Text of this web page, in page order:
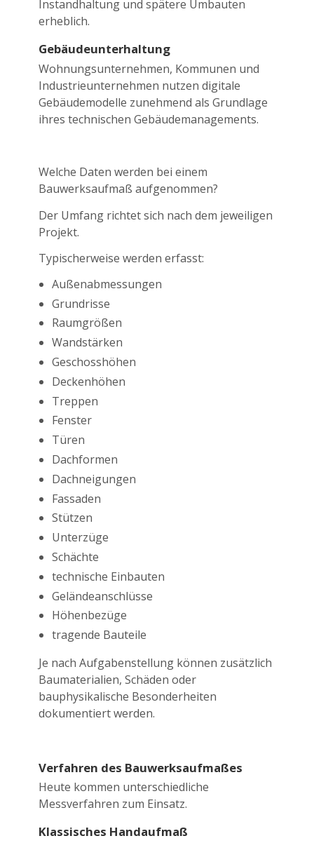
Instandhaltung und spätere Umbauten
erheblich.
Gebäudeunterhaltung
Wohnungsunternehmen, Kommunen und
Industrieunternehmen nutzen digitale
Gebäudemodelle zunehmend als Grundlage
ihres technischen Gebäudemanagements.
Welche Daten werden bei einem
Bauwerksaufmaß aufgenommen?
Der Umfang richtet sich nach dem jeweiligen
Projekt.
Typischerweise werden erfasst:
Außenabmessungen
Grundrisse
Raumgrößen
Wandstärken
Geschosshöhen
Deckenhöhen
Treppen
Fenster
Türen
Dachformen
Dachneigungen
Fassaden
Stützen
Unterzüge
Schächte
technische Einbauten
Geländeanschlüsse
Höhenbezüge
tragende Bauteile
Je nach Aufgabenstellung können zusätzlich
Baumaterialien, Schäden oder
bauphysikalische Besonderheiten
dokumentiert werden.
Verfahren des Bauwerksaufmaßes
Heute kommen unterschiedliche
Messverfahren zum Einsatz.
Klassisches Handaufmaß